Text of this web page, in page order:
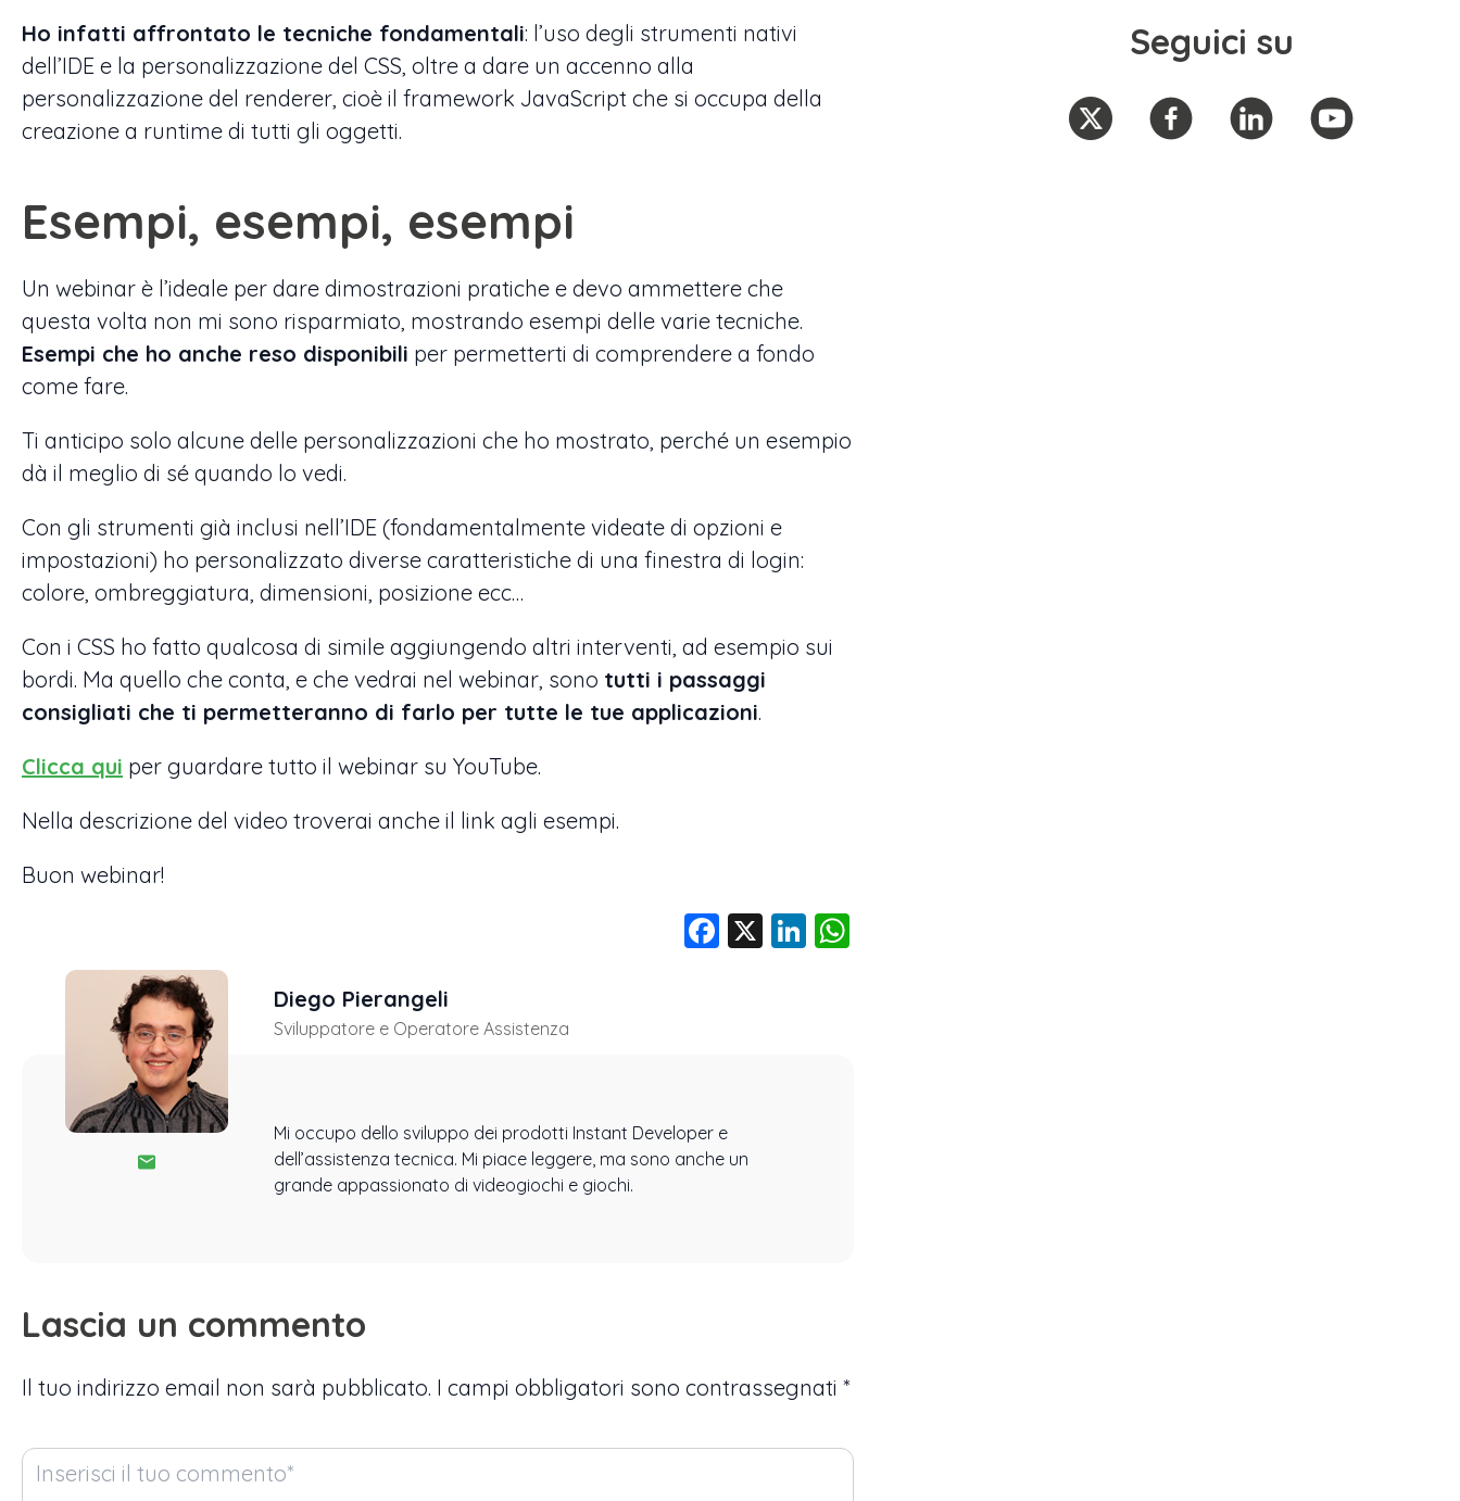
Ho infatti affrontato le tecniche fondamentali: l’uso degli strumenti nativi
dell’IDE e la personalizzazione del CSS, oltre a dare un accenno alla
personalizzazione del renderer, cioè il framework JavaScript che si occupa della
creazione a runtime di tutti gli oggetti.
Esempi, esempi, esempi
Un webinar è l’ideale per dare dimostrazioni pratiche e devo ammettere che
questa volta non mi sono risparmiato, mostrando esempi delle varie tecniche.
Esempi che ho anche reso disponibili per permetterti di comprendere a fondo
come fare.
Ti anticipo solo alcune delle personalizzazioni che ho mostrato, perché un esempio
dà il meglio di sé quando lo vedi.
Con gli strumenti già inclusi nell’IDE (fondamentalmente videate di opzioni e
impostazioni) ho personalizzato diverse caratteristiche di una finestra di login:
colore, ombreggiatura, dimensioni, posizione ecc…
Con i CSS ho fatto qualcosa di simile aggiungendo altri interventi, ad esempio sui
bordi. Ma quello che conta, e che vedrai nel webinar, sono tutti i passaggi
consigliati che ti permetteranno di farlo per tutte le tue applicazioni.
Clicca qui per guardare tutto il webinar su YouTube.
Nella descrizione del video troverai anche il link agli esempi.
Buon webinar!
Facebook
X LinkedIn
Diego Pierangeli
Sviluppatore e Operatore Assistenza
Mi occupo dello sviluppo dei prodotti Instant Developer e
dell’assistenza tecnica. Mi piace leggere, ma sono anche un
grande appassionato di videogiochi e giochi.
Lascia un commento
Il tuo indirizzo email non sarà pubblicato. I campi obbligatori sono contrassegnati *
Seguici su